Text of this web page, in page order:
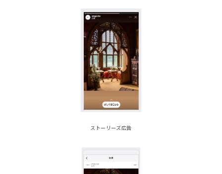
ストーリーズ広告